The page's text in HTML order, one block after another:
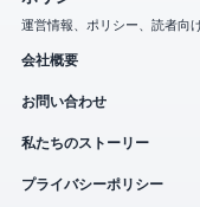
運営情報、ポリシー、読者向
会社概要
お問い合わせ
私たちのストーリー
プライバシーポリシー